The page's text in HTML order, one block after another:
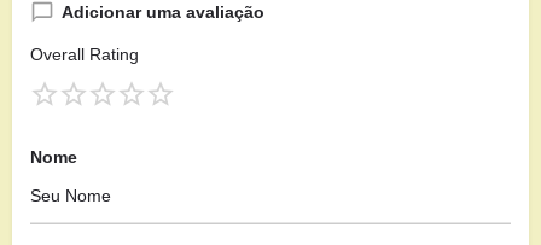
Adicionar uma avaliação
Overall Rating
Nome